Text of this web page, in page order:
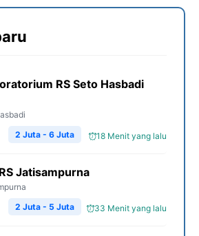
RS Seto Hasbadi
18 Menit yang lalu
2 Juta - 6 Juta
Jatisampurna
33 Menit yang lalu
2 Juta - 5 Juta